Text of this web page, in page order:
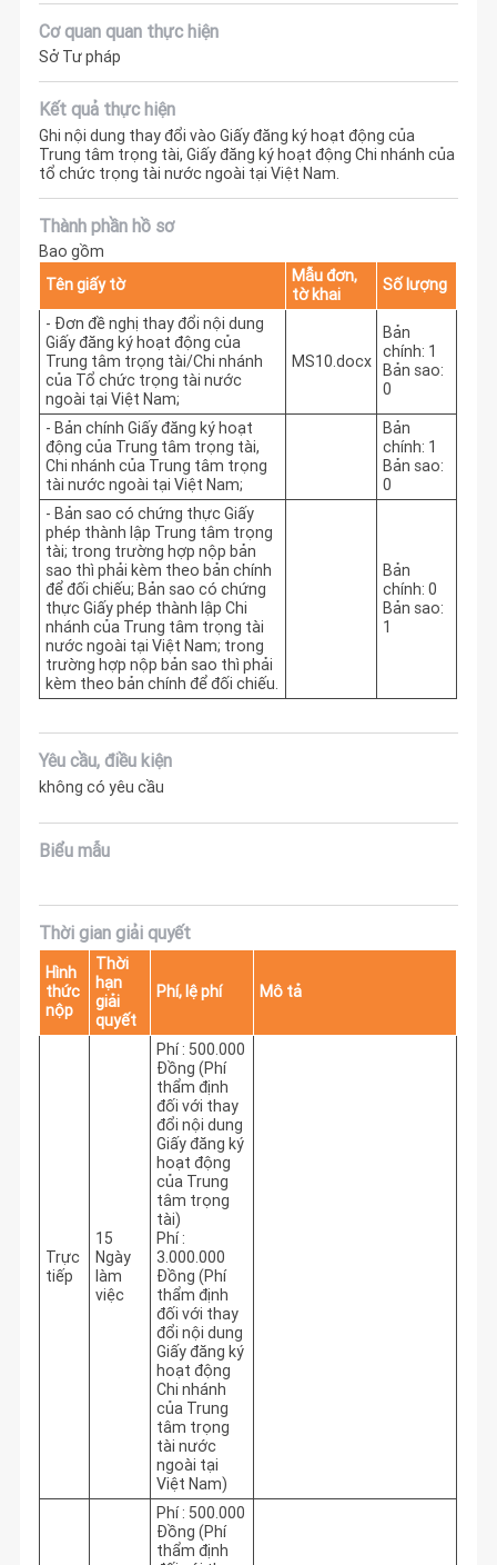
Cơ quan quan thực hiện
Sở Tư pháp
Kết quả thực hiện
Ghi nội dung thay đổi vào Giấy đăng ký hoạt động của
Trung tâm trọng tài, Giấy đăng ký hoạt động Chi nhánh của
tổ chức trọng tài nước ngoài tại Việt Nam.
Thành phần hồ sơ
Bao gồm
Tên giấy tờ
Mẫu đơn,
tờ khai
Số lượng
- Đơn đề nghị thay đổi nội dung
Giấy đăng ký hoạt động của
Trung tâm trọng tài/Chi nhánh
của Tổ chức trọng tài nước
ngoài tại Việt Nam;
MS10.docx
Bản
chính: 1
Bản sao:
0
- Bản chính Giấy đăng ký hoạt
động của Trung tâm trọng tài,
Chi nhánh của Trung tâm trọng
tài nước ngoài tại Việt Nam;
Bản
chính: 1
Bản sao:
0
- Bản sao có chứng thực Giấy
phép thành lập Trung tâm trọng
tài; trong trường hợp nộp bản
sao thì phải kèm theo bản chính
để đối chiếu; Bản sao có chứng
thực Giấy phép thành lập Chi
nhánh của Trung tâm trọng tài
nước ngoài tại Việt Nam; trong
trường hợp nộp bản sao thì phải
kèm theo bản chính để đối chiếu.
Bản
chính: 0
Bản sao:
1
Yêu cầu, điều kiện
không có yêu cầu
Biểu mẫu
Thời gian giải quyết
Hình
thức
nộp
Thời
hạn
giải
quyết
Phí, lệ phí Mô tả
Trực
tiếp
15
Ngày
làm
việc
Phí : 500.000
Đồng (Phí
thẩm định
đối với thay
đổi nội dung
Giấy đăng ký
hoạt động
của Trung
tâm trọng
tài)
Phí :
3.000.000
Đồng (Phí
thẩm định
đối với thay
đổi nội dung
Giấy đăng ký
hoạt động
Chi nhánh
của Trung
tâm trọng
tài nước
ngoài tại
Việt Nam)
Phí : 500.000
Đồng (Phí
thẩm định